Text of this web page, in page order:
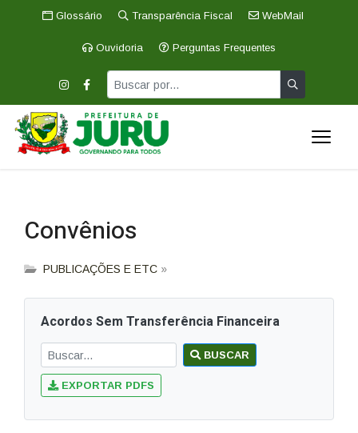
Glossário Transparência Fiscal WebMail
Ouvidoria Perguntas Frequentes
Convênios
PUBLICAÇÕES E ETC »
Acordos Sem Transferência Financeira
BUSCAR
EXPORTAR PDFS